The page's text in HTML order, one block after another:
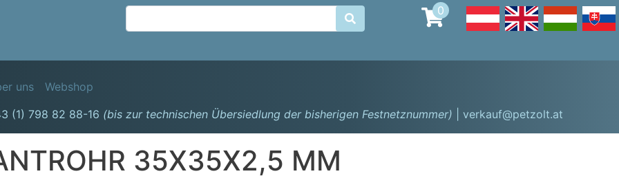
Direkt

0
uns
Webshop
(1) 798 82 88-16 (bis zur technischen Übersiedlung der bisherigen Festnetznummer) | verkauf@petzolt.at
35X35X2,5 MM